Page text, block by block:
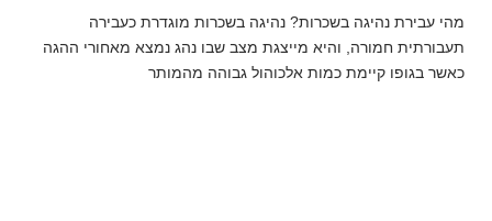
מהי עבירת נהיגה בשכרות? נהיגה בשכרות מוגדרת כעבירה
תעבורתית חמורה, והיא מייצגת מצב שבו נהג נמצא מאחורי ההגה
כאשר בגופו קיימת כמות אלכוהול גבוהה מהמותר